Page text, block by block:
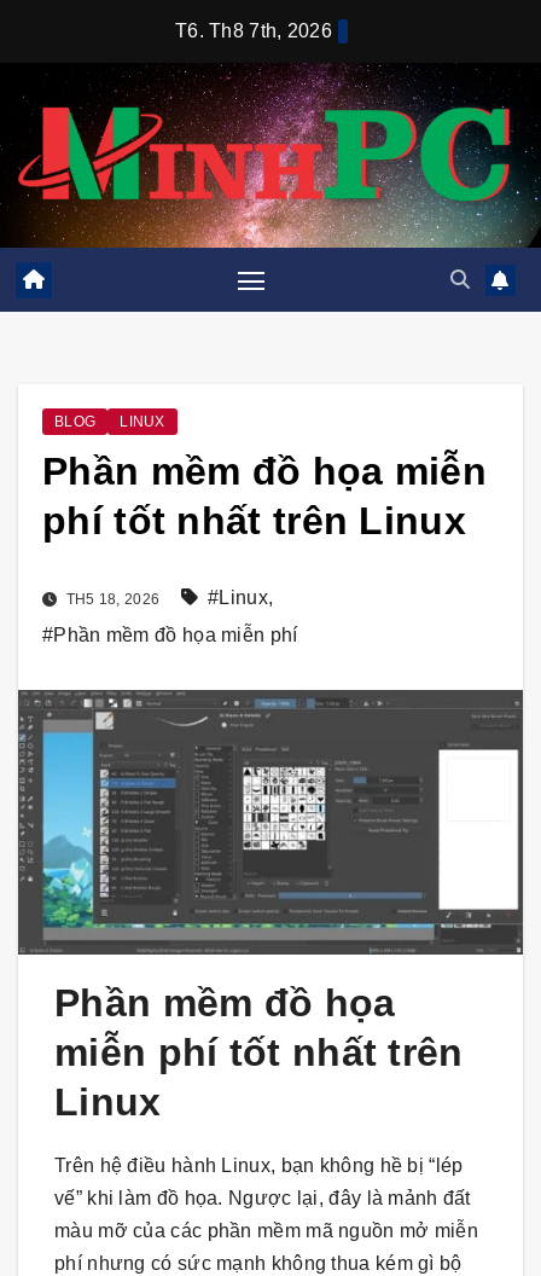
T6. Th8 7th, 2026
BLOG LINUX
Phần mềm đồ họa miễn
phí tốt nhất trên Linux
TH5 18, 2026 #Linux,
#Phần mềm đồ họa miễn phí
Phần mềm đồ họa
miễn phí tốt nhất trên
Linux
Trên hệ điều hành Linux, bạn không hề bị “lép
vế” khi làm đồ họa. Ngược lại, đây là mảnh đất
màu mỡ của các phần mềm mã nguồn mở miễn
phí nhưng có sức mạnh không thua kém gì bộ